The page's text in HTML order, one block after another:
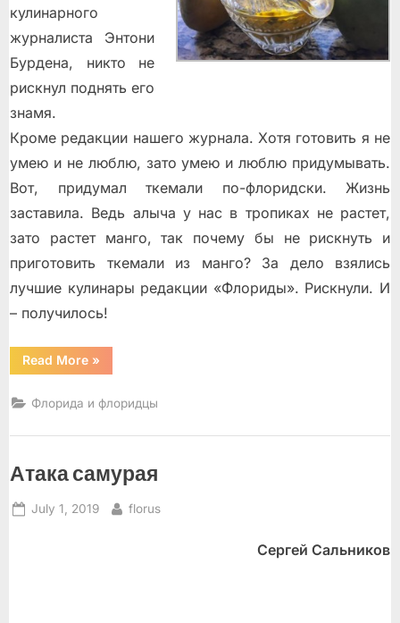
кулинарного
журналиста Энтони
Бурдена, никто не
рискнул поднять его
знамя.
Кроме редакции нашего журнала. Хотя готовить я не
умею и не люблю, зато умею и люблю придумывать.
Вот, придумал ткемали по-флоридски. Жизнь
заставила. Ведь алыча у нас в тропиках не растет,
зато растет манго, так почему бы не рискнуть и
приготовить ткемали из манго? За дело взялись
лучшие кулинары редакции «Флориды». Рискнули. И
– получилось!
Read More“Ткемали
по-
»
Флорида и флоридцы
Атака самурая
Posted
July 1, 2019 By
florus
Сергей Сальников